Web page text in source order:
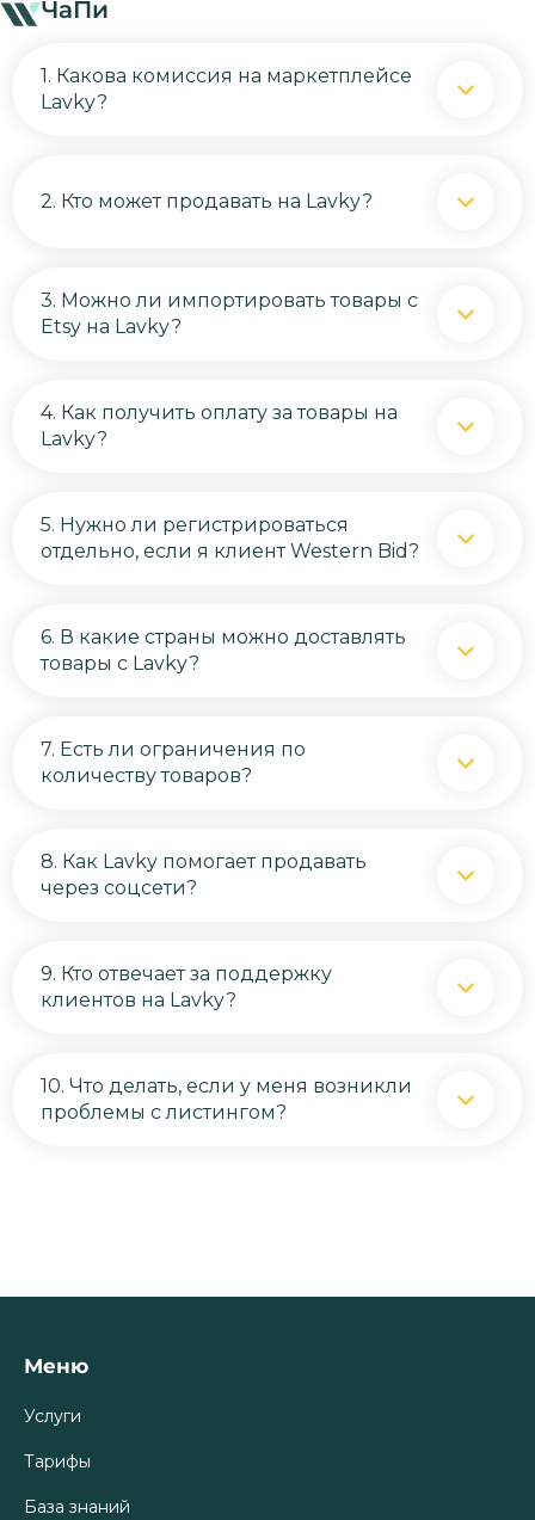
ЧаПи
1. Какова комиссия на маркетплейсе
Lavky?
2. Кто может продавать на Lavky?
3. Можно ли импортировать товары с
Etsy на Lavky?
4. Как получить оплату за товары на
Lavky?
5. Нужно ли регистрироваться
отдельно, если я клиент Western Bid?
6. В какие страны можно доставлять
товары с Lavky?
7. Есть ли ограничения по
количеству товаров?
8. Как Lavky помогает продавать
через соцсети?
9. Кто отвечает за поддержку
клиентов на Lavky?
10. Что делать, если у меня возникли
проблемы с листингом?
Меню
Услуги
Тарифы
База знаний